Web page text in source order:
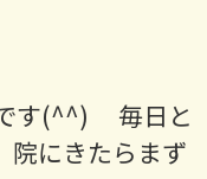
す(^^) 毎日と
にきたらまず